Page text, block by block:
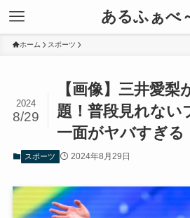
あるふぁべ
ホーム スポーツ
【画像】三井愛
題！普段見れない
一面がヤバすぎる
2024
8/29
スポーツ 2024年8月29日